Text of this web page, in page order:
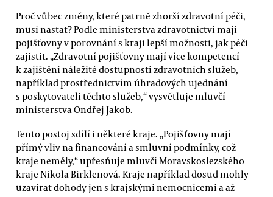
Proč vůbec změny, které patrně zhorší zdravotní péči,
musí nastat? Podle ministerstva zdravotnictví mají
pojišťovny v porovnání s kraji lepší možnosti, jak péči
zajistit. „Zdravotní pojišťovny mají více kompetencí
k zajištění náležité dostupnosti zdravotních služeb,
například prostřednictvím úhradových ujednání
s poskytovateli těchto služeb,“ vysvětluje mluvčí
ministerstva Ondřej Jakob.
Tento postoj sdílí i některé kraje. „Pojišťovny mají
přímý vliv na financování a smluvní podmínky, což
kraje neměly,“ upřesňuje mluvčí Moravskoslezského
kraje Nikola Birklenová. Kraje například dosud mohly
uzavírat dohody jen s krajskými nemocnicemi a až